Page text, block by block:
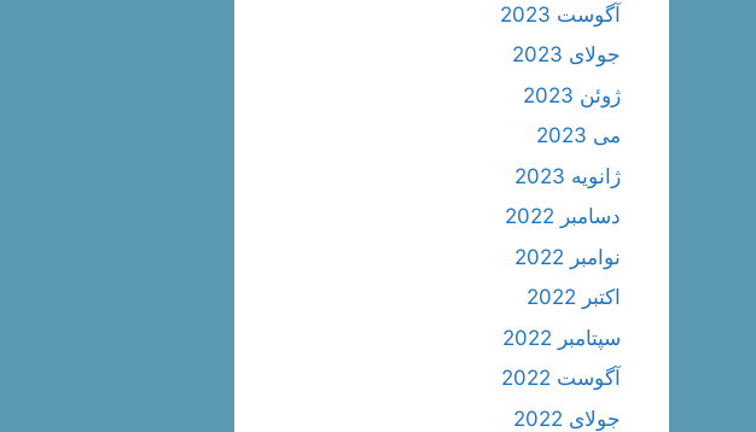
آگوست 2023
جولای 2023
ژوئن 2023
می 2023
ژانویه 2023
دسامبر 2022
نوامبر 2022
اکتبر 2022
سپتامبر 2022
آگوست 2022
جولای 2022